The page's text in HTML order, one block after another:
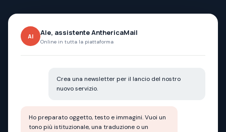
AI Ale, assistente AnthericaMail
Online in tutta la piattaforma
Crea una newsletter per il lancio del nostro
nuovo servizio.
Ho preparato oggetto, testo e immagini. Vuoi un
tono più istituzionale, una traduzione o un